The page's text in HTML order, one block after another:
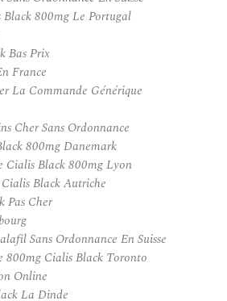
800mg Le Portugal
Bas Prix
France
La Commande Générique
Cher Sans Ordonnance
800mg Danemark
Cialis Black 800mg Lyon
Black Autriche
Pas Cher
Sans Ordonnance En Suisse
800mg Cialis Black Toronto
Online
La Dinde